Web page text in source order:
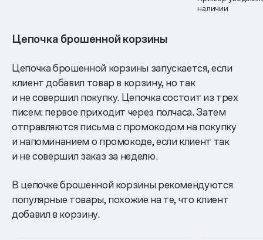
наличии
Цепочка брошенной корзины
Цепочка брошенной корзины запускается, если
клиент добавил товар в корзину, но так
и не совершил покупку. Цепочка состоит из трех
писем: первое приходит через полчаса. Затем
отправляются письма с промокодом на покупку
и напоминанием о промокоде, если клиент так
и не совершил заказ за неделю.
В цепочке брошенной корзины рекомендуются
популярные товары, похожие на те, что клиент
добавил в корзину.